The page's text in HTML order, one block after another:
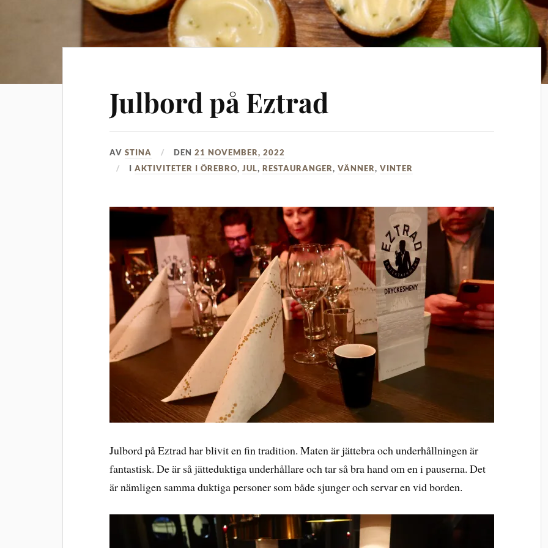
Julbord på Eztrad
AVSTINA DEN21 NOVEMBER, 2022
IAKTIVITETER I ÖREBRO,JUL,RESTAURANGER,VÄNNER,VINTER
Julbord på Eztrad har blivit en fin tradition. Maten är jättebra och underhållningen är
fantastisk. De är så jätteduktiga underhållare och tar så bra hand om en i pauserna. Det
är nämligen samma duktiga personer som både sjunger och servar en vid borden.